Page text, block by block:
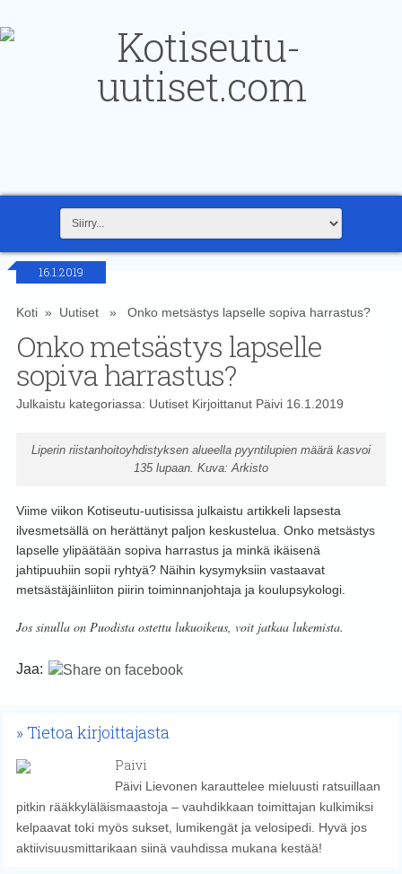
16.1.2019
Koti» Uutiset» Onko metsästys lapselle sopiva harrastus?
Onko metsästys lapselle
sopiva harrastus?
Julkaistu kategoriassa: UutisetKirjoittanut Päivi16.1.2019
Liperin riistanhoitoyhdistyksen alueella pyyntilupien määrä kasvoi
135 lupaan. Kuva: Arkisto
Viime viikon Kotiseutu-uutisissa julkaistu artikkeli lapsesta
ilvesmetsällä on herättänyt paljon keskustelua. Onko metsästys
lapselle ylipäätään sopiva harrastus ja minkä ikäisenä
jahtipuuhiin sopii ryhtyä? Näihin kysymyksiin vastaavat
metsästäjäinliiton piirin toiminnanjohtaja ja koulupsykologi.
Jos sinulla on Puodista ostettu lukuoikeus, voit jatkaa lukemista.
Jaa:
Tietoa kirjoittajasta
Paivi
Päivi Lievonen karauttelee mieluusti ratsuillaan
pitkin rääkkyläläismaastoja – vauhdikkaan toimittajan kulkimiksi
kelpaavat toki myös sukset, lumikengät ja velosipedi. Hyvä jos
aktiivisuusmittarikaan siinä vauhdissa mukana kestää!